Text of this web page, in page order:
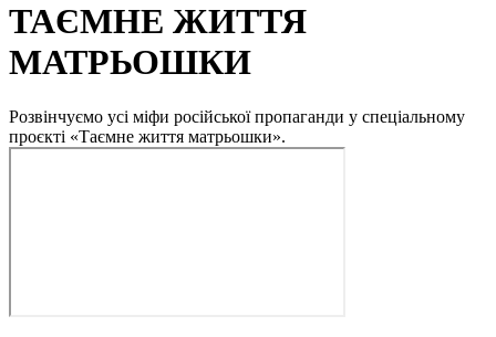
ТАЄМНЕ ЖИТТЯ
МАТРЬОШКИ
Розвінчуємо усі міфи російської пропаганди у спеціальному
проєкті «Таємне життя матрьошки».